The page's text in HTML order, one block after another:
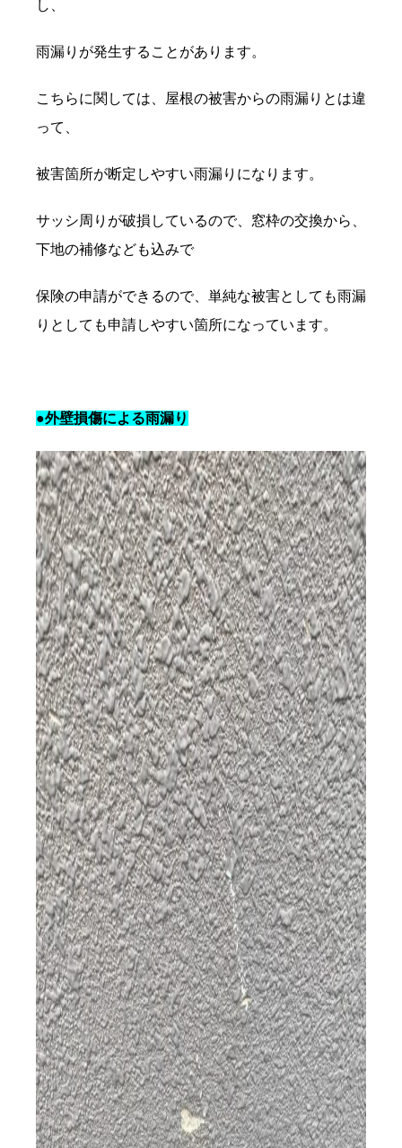
し、
雨漏りが発生することがあります。
こちらに関しては、屋根の被害からの雨漏りとは違
って、
被害箇所が断定しやすい雨漏りになります。
サッシ周りが破損しているので、窓枠の交換から、
下地の補修なども込みで
保険の申請ができるので、単純な被害としても雨漏
りとしても申請しやすい箇所になっています。
●外壁損傷による雨漏り